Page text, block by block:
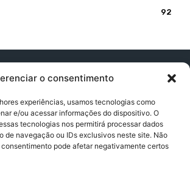
o consentimento
experiências, usamos tecnologias como
e/ou acessar informações do dispositivo. O
tecnologias nos permitirá processar dados
de navegação ou IDs exclusivos neste site. Não
pode afetar negativamente certos
92
contatopapogeek@gmail.com